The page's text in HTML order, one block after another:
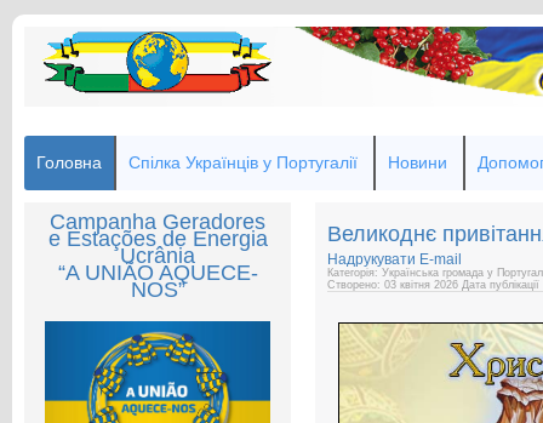
Головна Спілка Українців у Португалії Новини
Campanha Geradores
e Estações de Energia
Ucrânia
“A UNIÃO AQUECE-
NOS”
Великоднє
Надрукувати E-mail
Категорія: Українська громада у
Створено: 03 квітня 2026 Дата публікації